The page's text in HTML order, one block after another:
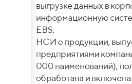
выгрузке данных в
информационную
EBS.
НСИ о продукции,
предприятиями
000 наименований),
обработана и